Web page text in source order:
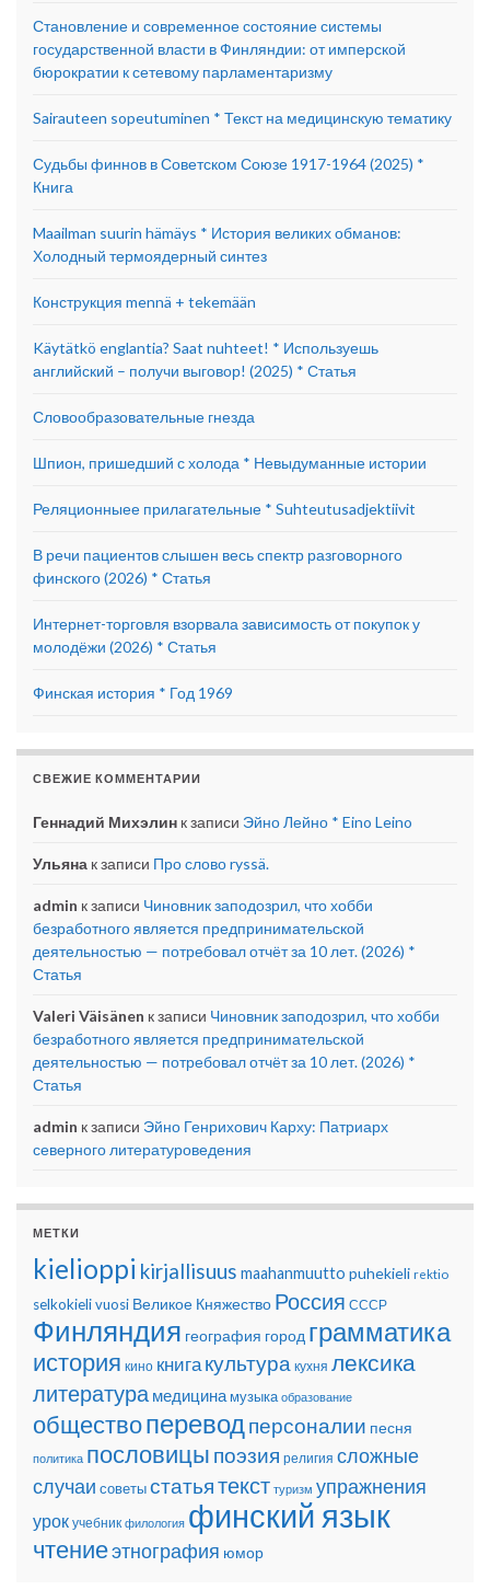
Становление и современное состояние системы
государственной власти в Финляндии: от имперской
бюрократии к сетевому парламентаризму
Sairauteen sopeutuminen * Текст на медицинскую тематику
Судьбы финнов в Советском Союзе 1917-1964 (2025) *
Книга
Maailman suurin hämäys * История великих обманов:
Холодный термоядерный синтез
Конструкция mennä + tekemään
Käytätkö englantia? Saat nuhteet! * Используешь
английский – получи выговор! (2025) * Статья
Словообразовательные гнезда
Шпион, пришедший с холода * Невыдуманные истории
Реляционныее прилагательные * Suhteutusadjektiivit
В речи пациентов слышен весь спектр разговорного
финского (2026) * Статья
Интернет-торговля взорвала зависимость от покупок у
молодёжи (2026) * Статья
Финская история * Год 1969
СВЕЖИЕ КОММЕНТАРИИ
Геннадий Михэлин к записи Эйно Лейно * Eino Leino
Ульяна к записи Про слово ryssä.
admin к записи Чиновник заподозрил, что хобби
безработного является предпринимательской
деятельностью — потребовал отчёт за 10 лет. (2026) *
Статья
Valeri Väisänen к записи Чиновник заподозрил, что хобби
безработного является предпринимательской
деятельностью — потребовал отчёт за 10 лет. (2026) *
Статья
admin к записи Эйно Генрихович Карху: Патриарх
северного литературоведения
МЕТКИ
kielioppi kirjallisuus maahanmuutto puhekieli rektio
selkokielivuosi Великое Княжество Россия СССР
Финляндия география город грамматика
история кино книгакультура кухня лексика
литература медицина музыка образование
обществопереводперсоналии песня
политика пословицы поэзия религия сложные
случаи советыстатьятекст туризм упражнения
урок учебник филология финский язык
чтениеэтнография юмор